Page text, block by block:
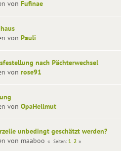
von Fufinae
von Pauli
nach Pächterwechsel
von rose91
von OpaHellmut
unbedingt geschätzt werden?
von maaboo
Seiten 1 2